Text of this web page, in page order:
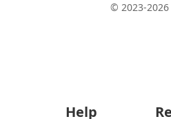
© 2023-2026
Help